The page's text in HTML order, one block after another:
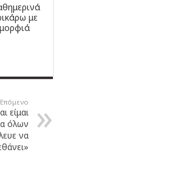
με
Επόμενο
είμαι
όλων
να